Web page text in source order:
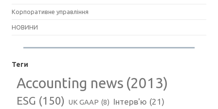
Корпоративне управління
НОВИНИ
Теги
Accounting news (2013)
ESG (150) UK GAAP (8) Інтерв'ю (21)